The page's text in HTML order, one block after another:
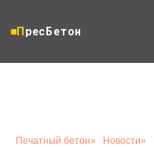
ПресБетон
Печатный бетон» Новости»